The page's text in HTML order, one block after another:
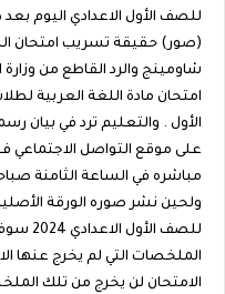
للصف الأول الاعدادي اليوم
(صور) حقيقة تسريب امتحان
شاومينج والرد القاطع من
الأول . والتعليم ترد في
على موقع التواصل الاجتماعي
مباشره في الساعة الثامنة صباحا من
ولحين نشر صوره الورقة
للصف
الملخصات التي لم يخرج عنها
الامتحان لن يخرج من تلك